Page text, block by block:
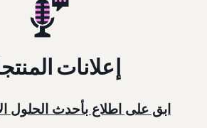
إعلانات
ابق على اطلاع بأحدث الحلول